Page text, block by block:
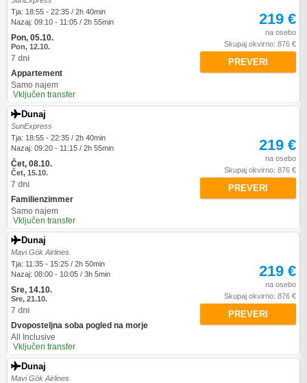
Tja: 18:55 - 22:35 / 2h 40min
Nazaj: 09:10 - 11:05 / 2h 55min
Pon, 05.10.
Pon, 12.10.
7 dni
Appartement
Samo najem
Vključen transfer
219 €
na osebo
Skupaj okvirno: 876 €
PREVERI
Dunaj
SunExpress
Tja: 18:55 - 22:35 / 2h 40min
Nazaj: 09:20 - 11:15 / 2h 55min
Čet, 08.10.
Čet, 15.10.
7 dni
Familienzimmer
Samo najem
Vključen transfer
219 €
na osebo
Skupaj okvirno: 876 €
PREVERI
Dunaj
Mavi Gök Airlines
Tja: 11:35 - 15:25 / 2h 50min
Nazaj: 08:00 - 10:05 / 3h 5min
Sre, 14.10.
Sre, 21.10.
7 dni
Dvoposteljna soba pogled na morje
All Inclusive
Vključen transfer
219 €
na osebo
Skupaj okvirno: 876 €
PREVERI
Dunaj
Mavi Gök Airlines